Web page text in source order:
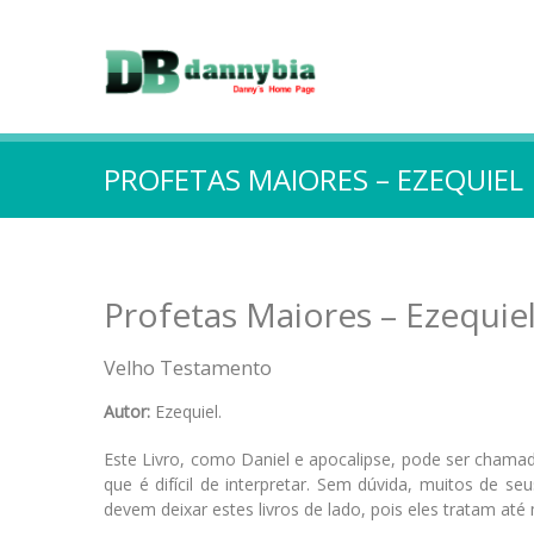
PROFETAS MAIORES – EZEQUIEL
Profetas Maiores – Ezequiel
Velho Testamento
Autor: Ezequiel.
Este Livro, como Daniel e apocalipse, pode ser
que é difícil de interpretar. Sem dúvida, muitos de
devem deixar estes livros de lado, pois eles tratam